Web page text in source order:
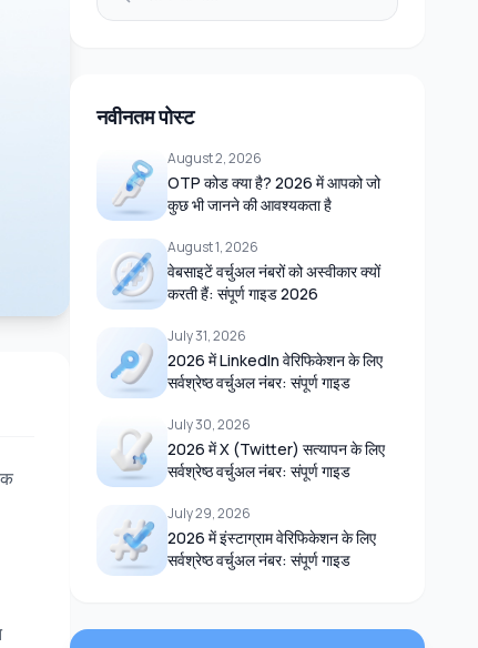
नवीनतम पोस्ट
August 2, 2026
OTP कोड क्या है? 2026 में आपको जो
कुछ भी जानने की आवश्यकता है
August 1, 2026
वेबसाइटें वर्चुअल नंबरों को अस्वीकार क्यों
करती हैं: संपूर्ण गाइड 2026
July 31, 2026
2026 में LinkedIn वेरिफिकेशन के लिए
सर्वश्रेष्ठ वर्चुअल नंबर: संपूर्ण गाइड
July 30, 2026
2026 में X (Twitter) सत्यापन के लिए
सर्वश्रेष्ठ वर्चुअल नंबर: संपूर्ण गाइड
July 29, 2026
2026 में इंस्टाग्राम वेरिफिकेशन के लिए
सर्वश्रेष्ठ वर्चुअल नंबर: संपूर्ण गाइड